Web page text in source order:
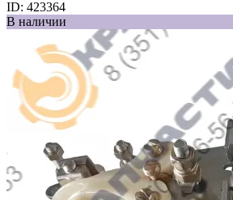
ID: 423364
В наличии